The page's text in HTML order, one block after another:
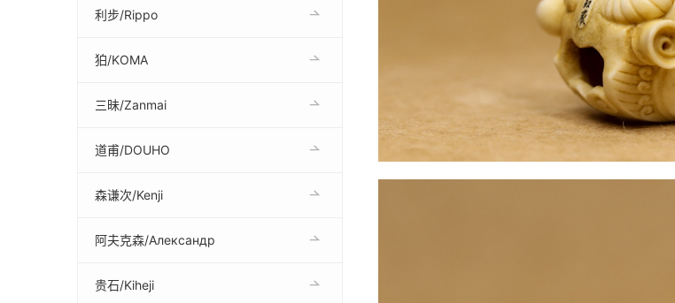
利步/Rippo
狛/KOMA
三昧/Zanmai
道甫/DOUHO
森谦次/Kenji
阿夫克森/Александр
贵石/Kiheji